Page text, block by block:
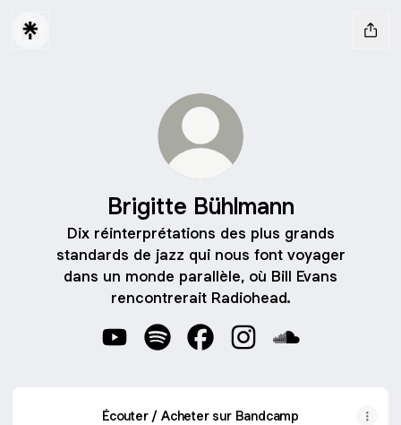
Brigitte Bühlmann
Dix réinterprétations des plus grands
standards de jazz qui nous font voyager
dans un monde parallèle, où Bill Evans
rencontrerait Radiohead.
Écouter / Acheter sur Bandcamp